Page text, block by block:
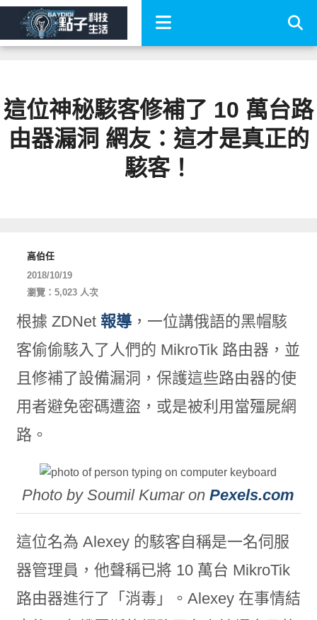
這位神秘駭客修補了 10 萬台路
由器漏洞 網友：這才是真正的
駭客！
高伯任
2018/10/19
瀏覽：5,023 人次
根據 ZDNet 報導，一位講俄語的黑帽駭
客偷偷駭入了人們的 MikroTik 路由器，並
且修補了設備漏洞，保護這些路由器的使
用者避免密碼遭盜，或是被利用當殭屍網
路。
Photo by Soumil Kumar onPexels.com
這位名為 Alexey 的駭客自稱是一名伺服
器管理員，他聲稱已將 10 萬台 MikroTik
路由器進行了「消毒」。Alexey 在事情結